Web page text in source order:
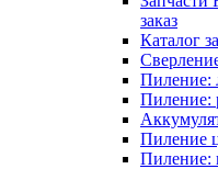
заказ
Каталог
Пиление:
Пиление:
Пиление
Пиление: